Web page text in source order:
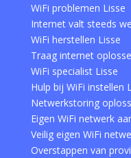
WiFi problemen Lisse
Internet valt steeds
WiFi herstellen Lisse
Traag internet
WiFi specialist Lisse
Hulp bij WiFi instellen
Netwerkstoring
Eigen WiFi netwerk
Veilig eigen WiFi
Overstappen van